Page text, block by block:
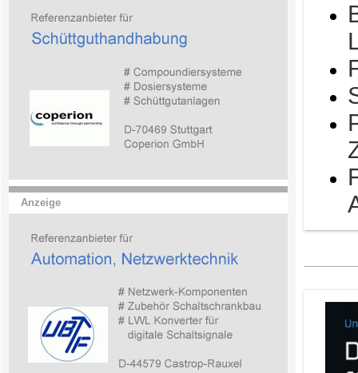
Anzeige